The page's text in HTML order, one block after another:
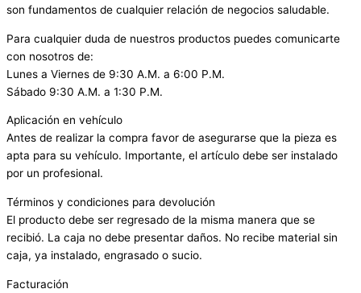
son fundamentos de cualquier relación de negocios saludable.
Para cualquier duda de nuestros productos puedes comunicarte
con nosotros de:
Lunes a Viernes de 9:30 A.M. a 6:00 P.M.
Sábado 9:30 A.M. a 1:30 P.M.
Aplicación en vehículo
Antes de realizar la compra favor de asegurarse que la pieza es
apta para su vehículo. Importante, el artículo debe ser instalado
por un profesional.
Términos y condiciones para devolución
El producto debe ser regresado de la misma manera que se
recibió. La caja no debe presentar daños. No recibe material sin
caja, ya instalado, engrasado o sucio.
Facturación